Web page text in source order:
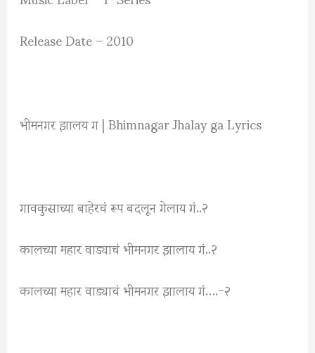
Release Date – 2010
भीमनगर झालय ग | Bhimnagar Jhalay ga Lyrics
गावकुसाच्या बाहेरचं रूप बदलून गेलाय गं..२
कालच्या महार वाड्याचं भीमनगर झालाय गं..२
कालच्या महार वाड्याचं भीमनगर झालाय गं….-२